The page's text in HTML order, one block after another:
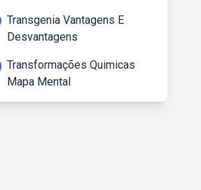
Transgenia Vantagens E
Desvantagens
Transformações Quimicas
Mapa Mental